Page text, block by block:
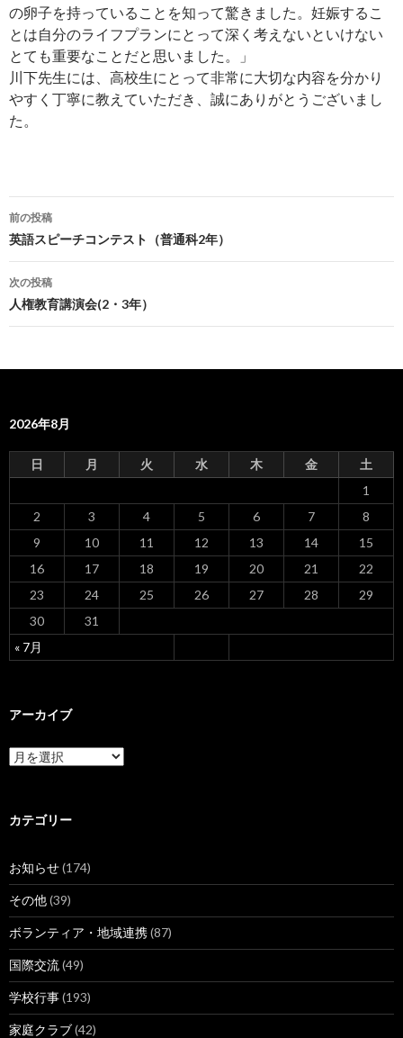
の卵子を持っていることを知って驚きました。妊娠するこ
とは自分のライフプランにとって深く考えないといけない
とても重要なことだと思いました。」
川下先生には、高校生にとって非常に大切な内容を分かり
やすく丁寧に教えていただき、誠にありがとうございまし
た。
投
稿
ナ
ゲ
シ
ョ
ン
前の投稿
英語スピーチコンテスト（普通科2年）
次の投稿
人権教育講演会(2・3年）
2026年8月
日 月 火 水 木 金 土
« 7月
1
2
3 4 5 6 7
8
9
10 11 12 13 14
15
16
17 18 19 20 21
22
23
24 25 26 27 28
29
30
31
アーカイブ
ア
ー
ブ
カテゴリー
お知らせ(174)
その他(39)
ボランティア・地域連携(87)
国際交流(49)
学校行事(193)
家庭クラブ(42)